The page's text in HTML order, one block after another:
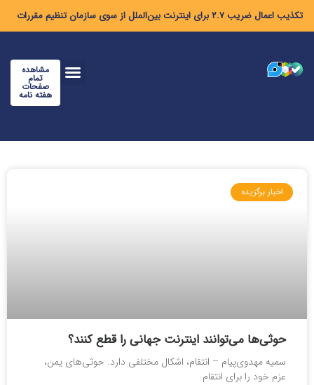
تکذیب اعمال ضریب ۲.۷ برای اینترنت بین‌الملل از سوی سازمان تنظیم مقررات
مشاهده
تمام
صفحات
هفته نامه
اخبار برگزیده
حوثی‌ها می‌توانند اینترنت جهانی را قطع کنند؟
سمیه مهدوی‌پیام – انتقام، اشکال مختلفی دارد. حوثی‌های یمن،
عزم خود را برای انتقام